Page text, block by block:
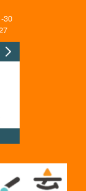
30